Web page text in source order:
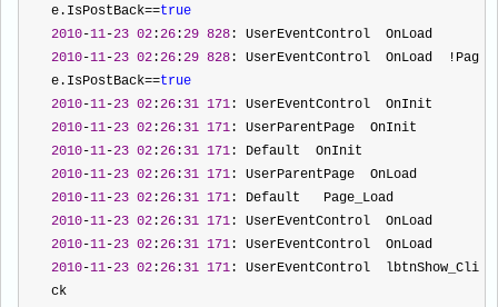
e.IsPostBack==true
2010-11-23 02:26:29 828: UserEventControl  OnLoad
2010-11-23 02:26:29 828: UserEventControl  OnLoad ! Pag
e.IsPostBack==true
2010-11-23 02:26: 31 171: UserEventControl  OnInit
2010-11-23 02:26: 31 171: UserParentPage  OnInit
2010-11-23 02:26: 31 171: Default  OnInit
2010-11-23 02:26: 31 171: UserParentPage  OnLoad
2010-11-23 02:26: 31 171: Default   Page_Load
2010-11-23 02:26: 31 171: UserEventControl  OnLoad
2010-11-23 02:26: 31 171: UserEventControl  OnLoad
2010-11-23 02:26: 31 171: UserEventControl  lbtnShow_Cli
ck